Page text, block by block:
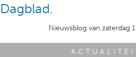
Dagblad.
Nieuwsblog van zaterdag